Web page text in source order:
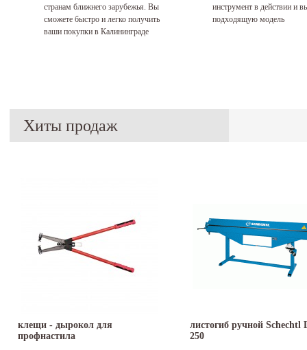
странам ближнего зарубежья. Вы
сможете быстро и легко получить
ваши покупки в Калининграде
инструмент в действии и
подходящую модель
Хиты продаж
клещи - дырокол для
профнастила
листогиб ручной Schechtl
250